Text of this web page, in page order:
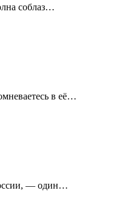
соблаз…
в её…
— один…